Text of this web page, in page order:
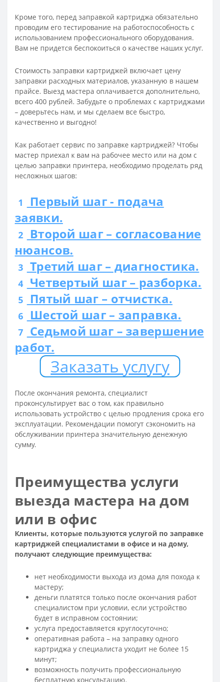
Кроме того, перед заправкой картриджа обязательно
проводим его тестирование на работоспособность с
использованием профессионального оборудования.
Вам не придется беспокоиться о качестве наших услуг.
Стоимость заправки картриджей включает цену
заправки расходных материалов, указанную в нашем
прайсе. Выезд мастера оплачивается дополнительно,
всего 400 рублей. Забудьте о проблемах с картриджами
– доверьтесь нам, и мы сделаем все быстро,
качественно и выгодно!
Как работает сервис по заправке картриджей? Чтобы
мастер приехал к вам на рабочее место или на дом с
целью заправки принтера, необходимо проделать ряд
несложных шагов:
1
Первый шаг - подача
заявки.
2
Второй шаг – согласование
нюансов.
3 Третий шаг – диагностика.
4 Четвертый шаг – разборка.
5 Пятый шаг – отчистка.
6 Шестой шаг – заправка.
7
Седьмой шаг – завершение
работ.
Заказать услугу
После окончания ремонта, специалист
проконсультирует вас о том, как правильно
использовать устройство с целью продления срока его
эксплуатации. Рекомендации помогут сэкономить на
обслуживании принтера значительную денежную
сумму.
Преимущества услуги
выезда мастера на дом
или в офис
Клиенты, которые пользуются услугой по заправке
картриджей специалистами в офисе и на дому,
получают следующие преимущества:
нет необходимости выхода из дома для похода к
мастеру;
деньги платятся только после окончания работ
специалистом при условии, если устройство
будет в исправном состоянии;
услуга предоставляется круглосуточно;
оперативная работа – на заправку одного
картриджа у специалиста уходит не более 15
минут;
возможность получить профессиональную
бесплатную консультацию.